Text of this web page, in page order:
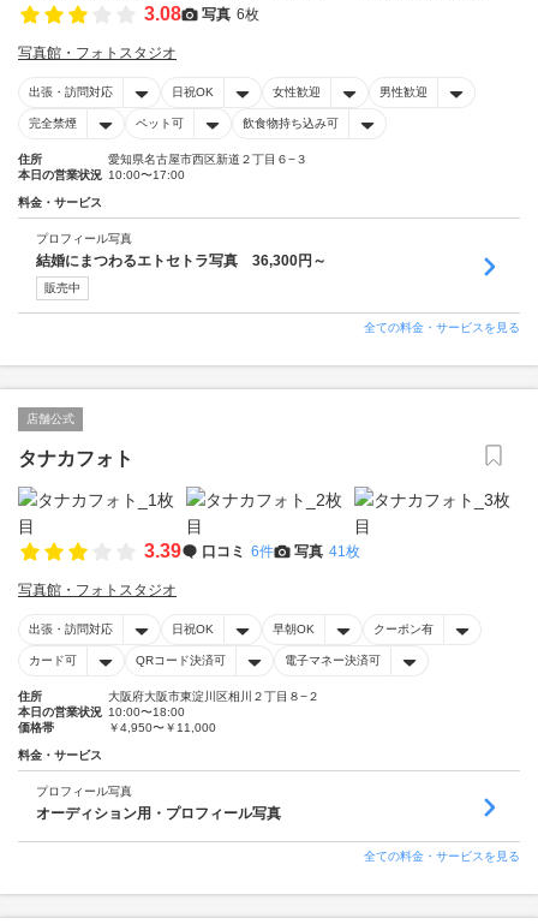
3.08 写真 6枚
写真館・フォトスタジオ
出張・訪問対応 日祝OK 女性歓迎 男性歓迎
完全禁煙 ペット可 飲食物持ち込み可
住所
愛知県名古屋市西区新道２丁目６−３
本日の営業状況 10:00〜17:00
料金・サービス
プロフィール写真
結婚にまつわるエトセトラ写真 36,300円～
販売中
全ての料金・サービスを見る
店舗公式
タナカフォト
3.39 口コミ 6件 写真 41枚
写真館・フォトスタジオ
出張・訪問対応 日祝OK 早朝OK クーポン有
カード可 QRコード決済可 電子マネー決済可
住所
大阪府大阪市東淀川区相川２丁目８−２
本日の営業状況 10:00〜18:00
価格帯
￥4,950〜￥11,000
料金・サービス
プロフィール写真
オーディション用・プロフィール写真
全ての料金・サービスを見る